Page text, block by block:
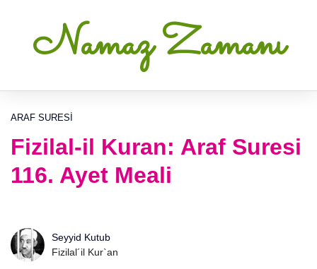
Namaz Zamanı
ARAF SURESI
Fizilal-il Kuran: Araf Suresi
116. Ayet Meali
Seyyid Kutub
Fizilal´il Kur`an